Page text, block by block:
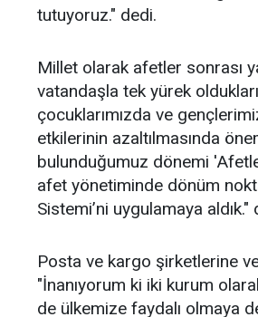
tutuyoruz." dedi.
Millet olarak afetler sonrası
vatandaşla tek yürek
çocuklarımızda ve
etkilerinin azaltılmasında
bulunduğumuz dönemi
afet yönetiminde dönüm
Sistemi’ni uygulamaya
Posta ve kargo şirketlerine
"İnanıyorum ki iki kurum
de ülkemize faydalı olmaya